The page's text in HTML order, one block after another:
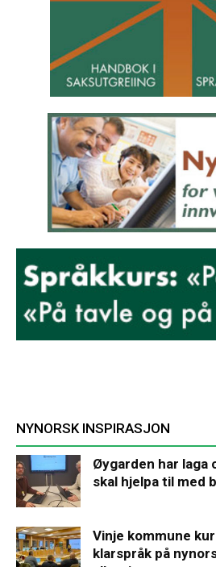
NYNORSK INSPIRASJON
Øygarden har laga
skal hjelpa til med
Vinje kommune
klarspråk på